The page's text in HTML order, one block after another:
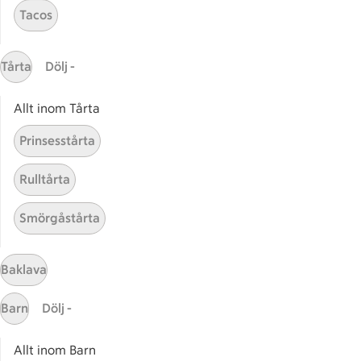
Gaston
ICAs tjänster
ICA-appen
ICA Scanna
ICA ToGo
Fler appar och tjänster
Stammis på ICA
Bli stammis
Stammis Husdjur
Partnererbjudanden
Våra ICA-kort
ICA
Tacos
Tårta Dölj -
Allt inom Tårta
Prinsesstårta
Rulltårta
Smörgåstårta
Baklava
Barn Dölj -
Allt inom Barn